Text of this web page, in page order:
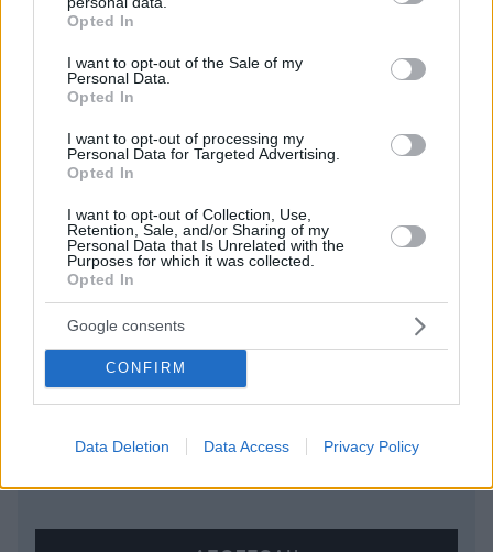
grant or deny consent to Google and its third-party tags to
use your data for below specified purposes in below Google
consent section.
Opted In
I want to opt-out of the Sale of my
Personal Data.
Opted In
I want to opt-out of processing my
Personal Data for Targeted Advertising.
Opted In
I want to opt-out of Collection, Use,
Retention, Sale, and/or Sharing of my
Personal Data that Is Unrelated with the
Purposes for which it was collected.
Opted In
Google consents
CONFIRM
Data Deletion Data Access Privacy Policy
ΣΧΌΛΙΟ *
Απομένουν 2500χαρακτήρες